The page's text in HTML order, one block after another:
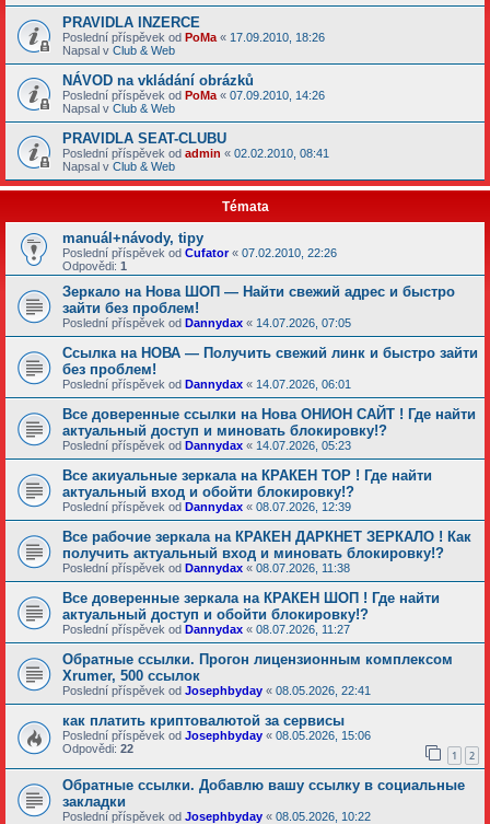
PRAVIDLA INZERCE
Poslední příspěvek od PoMa « 17.09.2010, 18:26
Napsal v Club & Web
NÁVOD na vkládání obrázků
Poslední příspěvek od PoMa « 07.09.2010, 14:26
Napsal v Club & Web
PRAVIDLA SEAT-CLUBU
Poslední příspěvek od admin « 02.02.2010, 08:41
Napsal v Club & Web
Témata
manuál+návody, tipy
Poslední příspěvek od Cufator« 07.02.2010, 22:26
Odpovědi: 1
Зеркало на Нова ШОП — Найти свежий адрес и быстро
зайти без проблем!
Poslední příspěvek od Dannydax « 14.07.2026, 07:05
Ссылка на НОВА — Получить свежий линк и быстро зайти
без проблем!
Poslední příspěvek od Dannydax « 14.07.2026, 06:01
Все доверенные ссылки на Нова ОНИОН САЙТ ! Где найти
актуальный доступ и миновать блокировку!?
Poslední příspěvek od Dannydax « 14.07.2026, 05:23
Все акиуальные зеркала на КРАКЕН ТОР ! Где найти
актуальный вход и обойти блокировку!?
Poslední příspěvek od Dannydax « 08.07.2026, 12:39
Все рабочие зеркала на КРАКЕН ДАРКНЕТ ЗЕРКАЛО ! Как
получить актуальный вход и миновать блокировку!?
Poslední příspěvek od Dannydax « 08.07.2026, 11:38
Все доверенные зеркала на КРАКЕН ШОП ! Где найти
актуальный доступ и обойти блокировку!?
Poslední příspěvek od Dannydax « 08.07.2026, 11:27
Обратные ссылки. Прогон лицензионным комплексом
Xrumer, 500 ссылок
Poslední příspěvek od Josephbyday « 08.05.2026, 22:41
как платить криптовалютой за сервисы
Poslední příspěvek od Josephbyday « 08.05.2026, 15:06
Odpovědi: 22 1 2
Обратные ссылки. Добавлю вашу ссылку в социальные
закладки
Poslední příspěvek od Josephbyday « 08.05.2026, 10:22